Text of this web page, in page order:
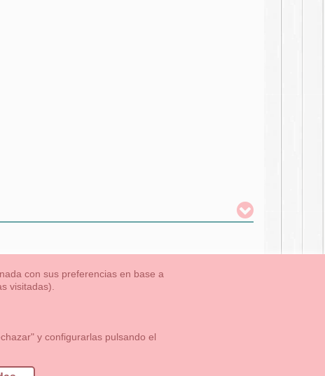
ULTIMAS TALLAS
con sus preferencias en base a
visitadas).
y configurarlas pulsando el